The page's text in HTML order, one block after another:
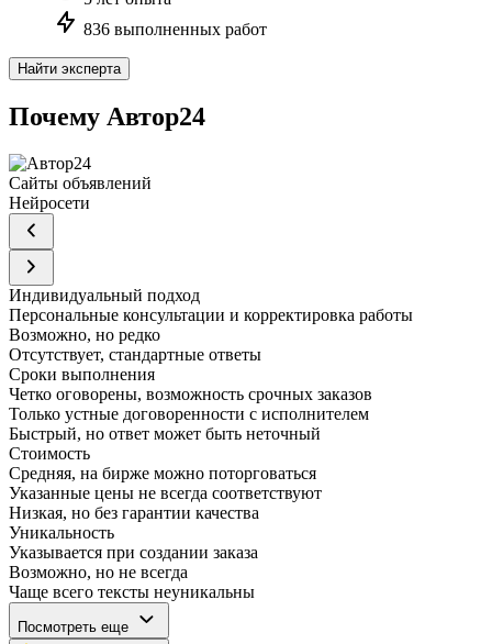
836 выполненных работ
Найти эксперта
Почему Автор24
Сайты объявлений
Нейросети
Индивидуальный подход
Персональные консультации и корректировка работы
Возможно, но редко
Отсутствует, стандартные ответы
Сроки выполнения
Четко оговорены, возможность срочных заказов
Только устные договоренности с исполнителем
Быстрый, но ответ может быть неточный
Стоимость
Средняя, на бирже можно поторговаться
Указанные цены не всегда соответствуют
Низкая, но без гарантии качества
Уникальность
Указывается при создании заказа
Возможно, но не всегда
Чаще всего тексты неуникальны
Посмотреть еще